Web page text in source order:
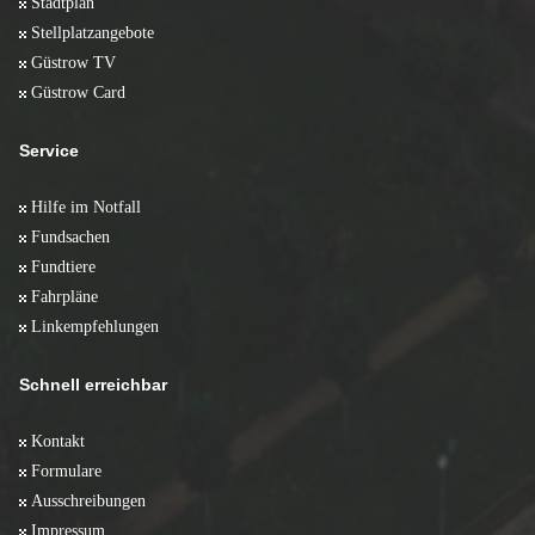
Stellplatzangebote
Güstrow TV
Güstrow Card
Service
Hilfe im Notfall
Fundsachen
Fundtiere
Fahrpläne
Linkempfehlungen
Schnell erreichbar
Kontakt
Formulare
Ausschreibungen
Impressum